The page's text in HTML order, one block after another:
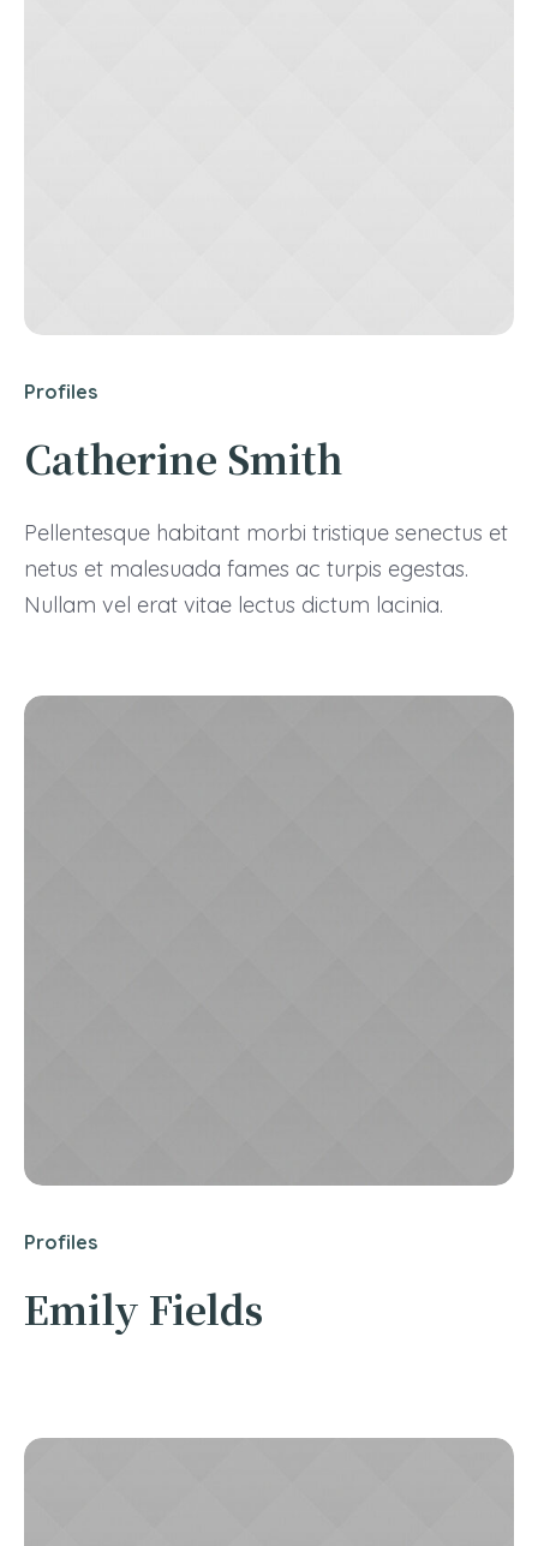
Profiles
Catherine Smith
Pellentesque habitant morbi tristique senectus et
netus et malesuada fames ac turpis egestas.
Nullam vel erat vitae lectus dictum lacinia.
Profiles
Emily Fields